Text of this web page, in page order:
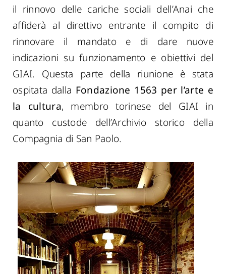
il rinnovo delle cariche sociali dell’Anai che
affiderà al direttivo entrante il compito di
rinnovare il mandato e di dare nuove
indicazioni su funzionamento e obiettivi del
GIAI. Questa parte della riunione è stata
ospitata dalla Fondazione 1563 per l’arte e
la cultura, membro torinese del GIAI in
quanto custode dell’Archivio storico della
Compagnia di San Paolo.